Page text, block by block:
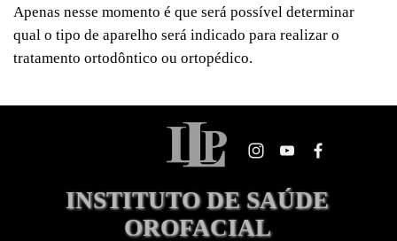
Apenas nesse momento é que será possível determinar
qual o tipo de aparelho será indicado para realizar o
tratamento ortodôntico ou ortopédico.
INSTITUTO DE SAÚDE
OROFACIAL